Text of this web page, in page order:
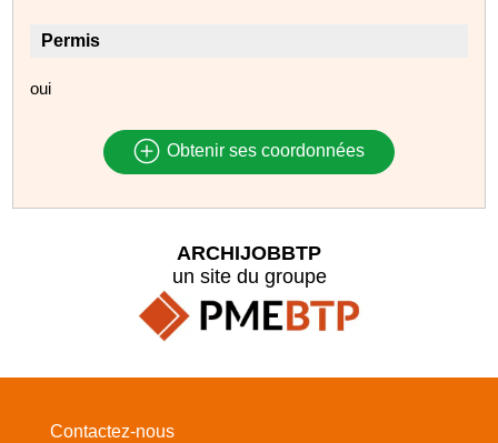
Permis
oui
Obtenir ses coordonnées
ARCHIJOBBTP
un site du groupe
Contactez-nous